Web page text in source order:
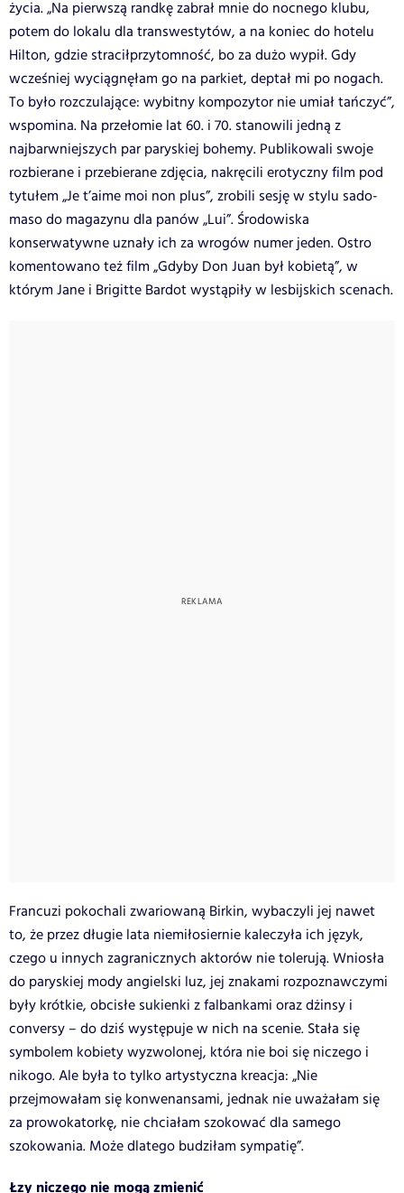
życia. „Na pierwszą randkę zabrał mnie do nocnego klubu,
potem do lokalu dla transwestytów, a na koniec do hotelu
Hilton, gdzie straciłprzytomność, bo za dużo wypił. Gdy
wcześniej wyciągnęłam go na parkiet, deptał mi po nogach.
To było rozczulające: wybitny kompozytor nie umiał tańczyć”,
wspomina. Na przełomie lat 60. i 70. stanowili jedną z
najbarwniejszych par paryskiej bohemy. Publikowali swoje
rozbierane i przebierane zdjęcia, nakręcili erotyczny film pod
tytułem „Je t’aime moi non plus”, zrobili sesję w stylu sado-
maso do magazynu dla panów „Lui”. Środowiska
konserwatywne uznały ich za wrogów numer jeden. Ostro
komentowano też film „Gdyby Don Juan był kobietą”, w
którym Jane i Brigitte Bardot wystąpiły w lesbijskich scenach.
Francuzi pokochali zwariowaną Birkin, wybaczyli jej nawet
to, że przez długie lata niemiłosiernie kaleczyła ich język,
czego u innych zagranicznych aktorów nie tolerują. Wniosła
do paryskiej mody angielski luz, jej znakami rozpoznawczymi
były krótkie, obcisłe sukienki z falbankami oraz dżinsy i
conversy – do dziś występuje w nich na scenie. Stała się
symbolem kobiety wyzwolonej, która nie boi się niczego i
nikogo. Ale była to tylko artystyczna kreacja: „Nie
przejmowałam się konwenansami, jednak nie uważałam się
za prowokatorkę, nie chciałam szokować dla samego
szokowania. Może dlatego budziłam sympatię”.
Łzy niczego nie mogą zmienić